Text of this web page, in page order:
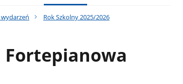
Rok Szkolny 2025/2026